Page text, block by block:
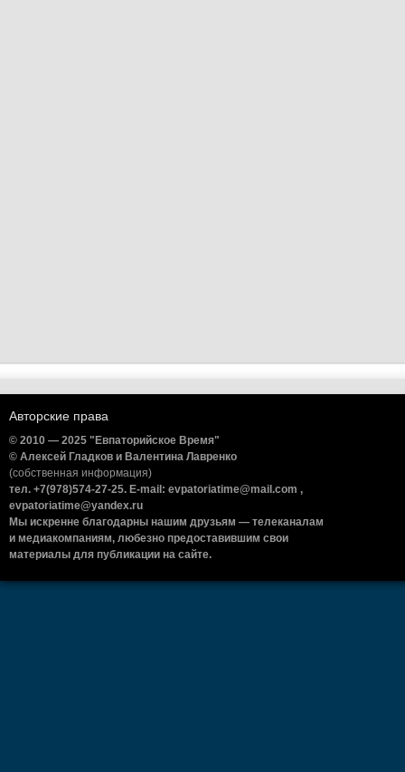
Авторские права
© 2010 — 2025 "Евпаторийское Время"
© Алексей Гладков и Валентина Лавренко
(собственная информация)
тел. +7(978)574-27-25. E-mail: evpatoriatime@mail.com ,
evpatoriatime@yandex.ru
Мы искренне благодарны нашим друзьям — телеканалам
и медиакомпаниям, любезно предоставившим свои
материалы для публикации на сайте.